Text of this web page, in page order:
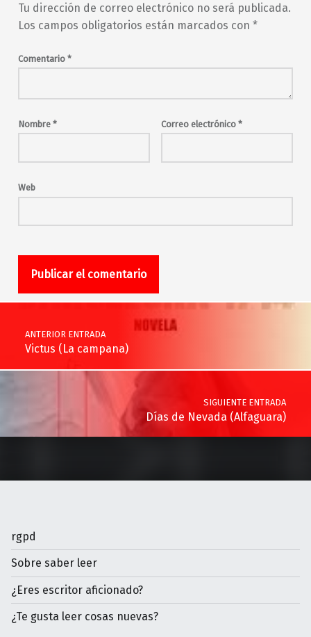
Tu dirección de correo electrónico no será publicada.
Los campos obligatorios están marcados con *
Comentario *
Nombre * Correo electrónico *
Web
Navegación de entradas
ANTERIOR ENTRADA
Victus (La campana)
SIGUIENTE ENTRADA
Días de Nevada (Alfaguara)
rgpd
Sobre saber leer
¿Eres escritor aficionado?
¿Te gusta leer cosas nuevas?